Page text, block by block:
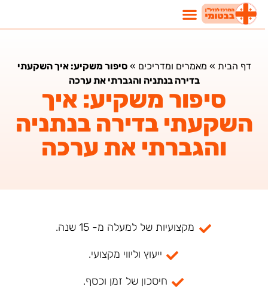
דף הבית»מאמרים ומדריכים»סיפור משקיע: איך השקעתי
בדירה בנתניה והגברתי את ערכה
סיפור משקיע: איך
השקעתי בדירה בנתניה
והגברתי את ערכה
מקצועיות של למעלה מ- 15 שנה.
ייעוץ וליווי מקצועי.
חיסכון של זמן וכסף.